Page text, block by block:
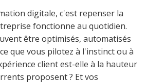
digitale, c'est repenser la
fonctionne au quotidien.
être optimisés, automatisés
que vous pilotez à l'instinct ou à
client est-elle à la hauteur
proposent ? Et vos